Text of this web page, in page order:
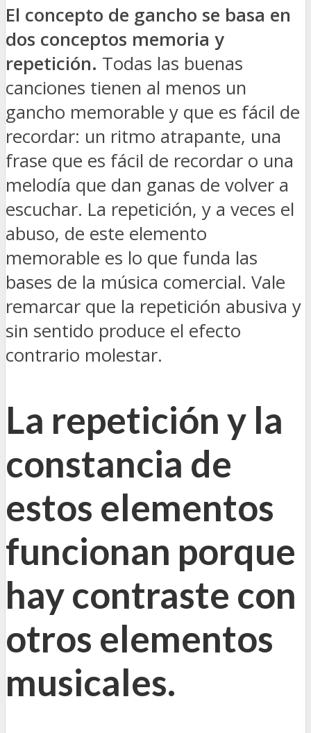
El concepto de gancho se basa en
dos conceptos memoria y
repetición. Todas las buenas
canciones tienen al menos un
gancho memorable y que es fácil de
recordar: un ritmo atrapante, una
frase que es fácil de recordar o una
melodía que dan ganas de volver a
escuchar. La repetición, y a veces el
abuso, de este elemento
memorable es lo que funda las
bases de la música comercial. Vale
remarcar que la repetición abusiva y
sin sentido produce el efecto
contrario molestar.
La repetición y la
constancia de
estos elementos
funcionan porque
hay contraste con
otros elementos
musicales.